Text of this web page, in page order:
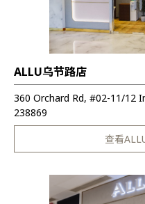
ALLU乌节路店
360 Orchard Rd, #02-11/12
238869
查看